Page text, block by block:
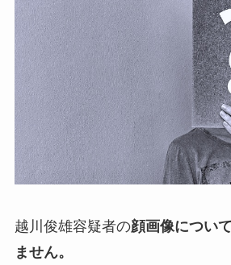
越川俊雄容疑者の顔画像につい
ません。